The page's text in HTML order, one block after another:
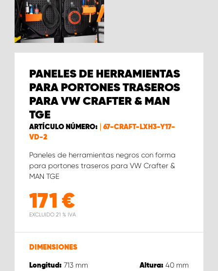
PANELES DE HERRAMIENTAS
PARA PORTONES TRASEROS
PARA VW CRAFTER & MAN
TGE
ARTÍCULO NÚMERO:
67-CRAFT-LXH3-Y17-
VD-2
Paneles de herramientas negros con forma
para portones traseros para VW Crafter &
MAN TGE
171 €
EXCLUIDO 21 % IVA
DIMENSIONES
Longitud: 713 mm Altura: 40 mm